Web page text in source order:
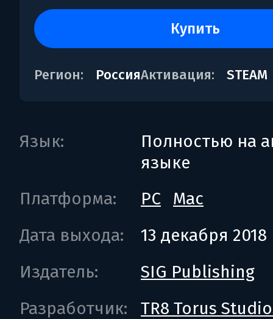
купить
Регион: РоссияАктивация: STEAM
Язык:
Полностью на
языке
Платформа:
PC
Mac
Дата выхода:
13 декабря 2018
Издатель:
SIG Publishing
Разработчик:
TR8 Torus